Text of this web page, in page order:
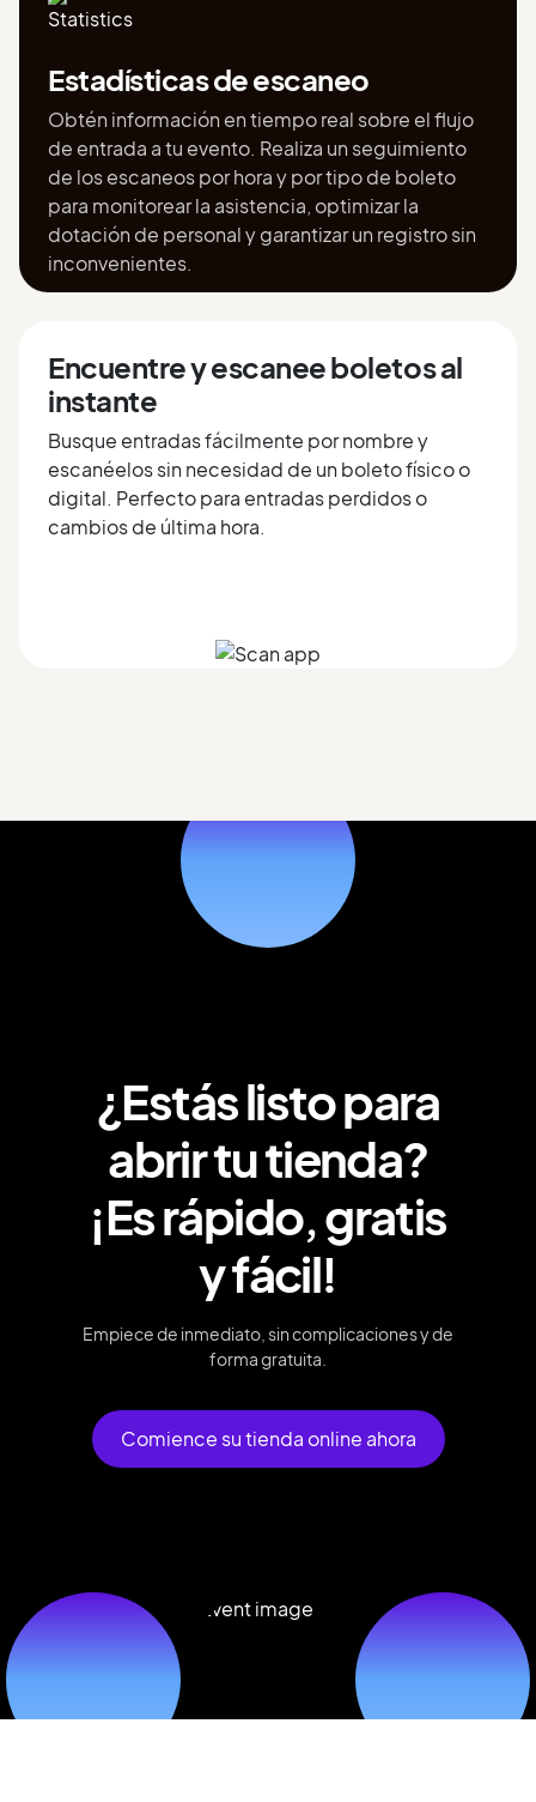
Estadísticas de escaneo
Obtén información en tiempo real sobre el flujo
de entrada a tu evento. Realiza un seguimiento
de los escaneos por hora y por tipo de boleto
para monitorear la asistencia, optimizar la
dotación de personal y garantizar un registro sin
inconvenientes.
Encuentre y escanee boletos al
instante
Busque entradas fácilmente por nombre y
escanéelos sin necesidad de un boleto físico o
digital. Perfecto para entradas perdidos o
cambios de última hora.
¿Estás listo para
abrir tu tienda?
¡Es rápido, gratis
y fácil!
Empiece de inmediato, sin complicaciones y de
forma gratuita.
Comience su tienda online ahora